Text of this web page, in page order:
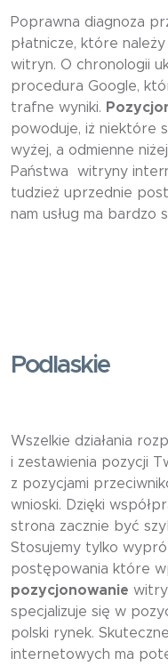
Poprawna diagnoza
płatnicze, które
witryn. O chronologii
procedura Google,
trafne wyniki.
powoduje, iż niektóre
wyżej, a odmienne
Państwa witryny
tudzież uprzednie
nam usług ma bardzo
Podlaskie
Wszelkie działania
i zestawienia pozycji
z pozycjami
wnioski. Dzięki
strona zacznie być
Stosujemy tylko
postępowania które
pozycjonowanie
specjalizuje się w
polski rynek.
internetowych ma